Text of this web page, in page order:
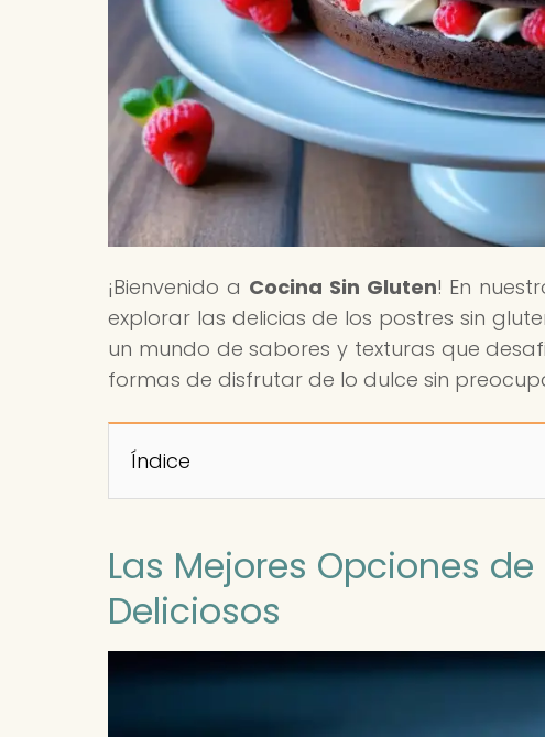
¡Bienvenido a Cocina Sin Gluten! En
explorar las delicias de los postres sin
un mundo de sabores y texturas que
formas de disfrutar de lo dulce sin
Índice
Las Mejores Opciones
Deliciosos